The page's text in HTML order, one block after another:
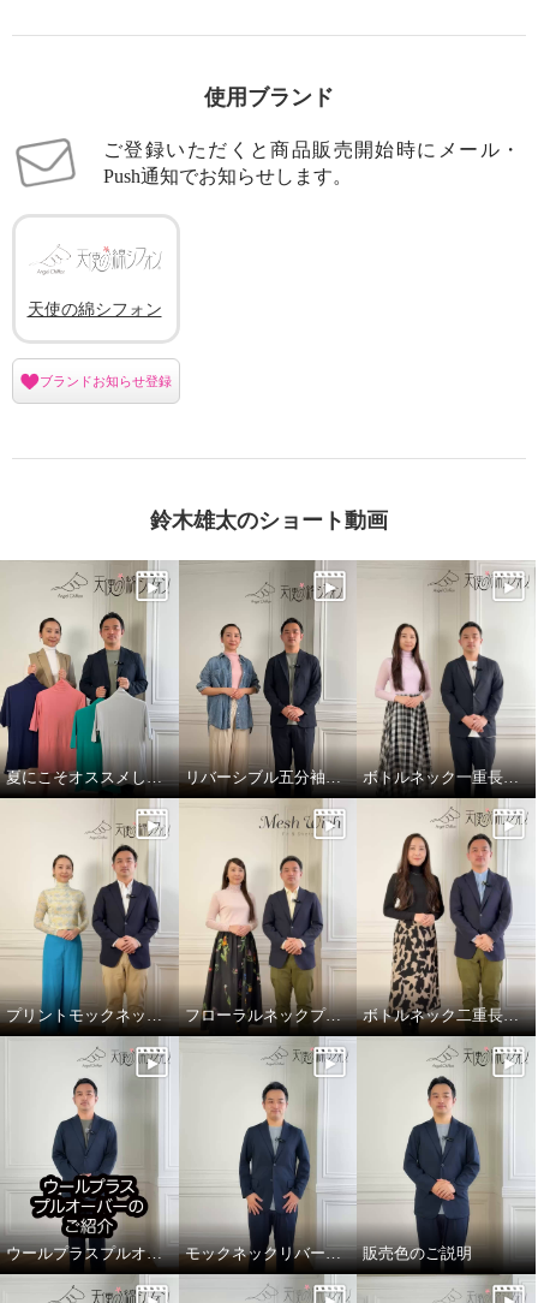
エアリーグレー
使用ブランド
ご登録いただくと商品販売開始時にメール・
Push通知でお知らせします。
天使の綿シフォン
ブランドお知らせ登録
鈴木雄太のショート動画
夏にこそオススメしたいボトルネック5分袖 リバーシブル五分袖プルオーバーのご紹介 ボトルネック一重長袖のご紹介
プリントモックネック一重長袖プルオーバーのご紹介 フローラルネックプルオーバーのご紹介 ボトルネック二重長袖のご紹介
ウールプラスプルオーバーのご紹介 モックネックリバーシブル長袖プルオーバーのご紹介 販売色のご説明